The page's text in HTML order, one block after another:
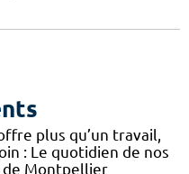
plus qu’un travail,
: Le quotidien de nos
de Montpellier